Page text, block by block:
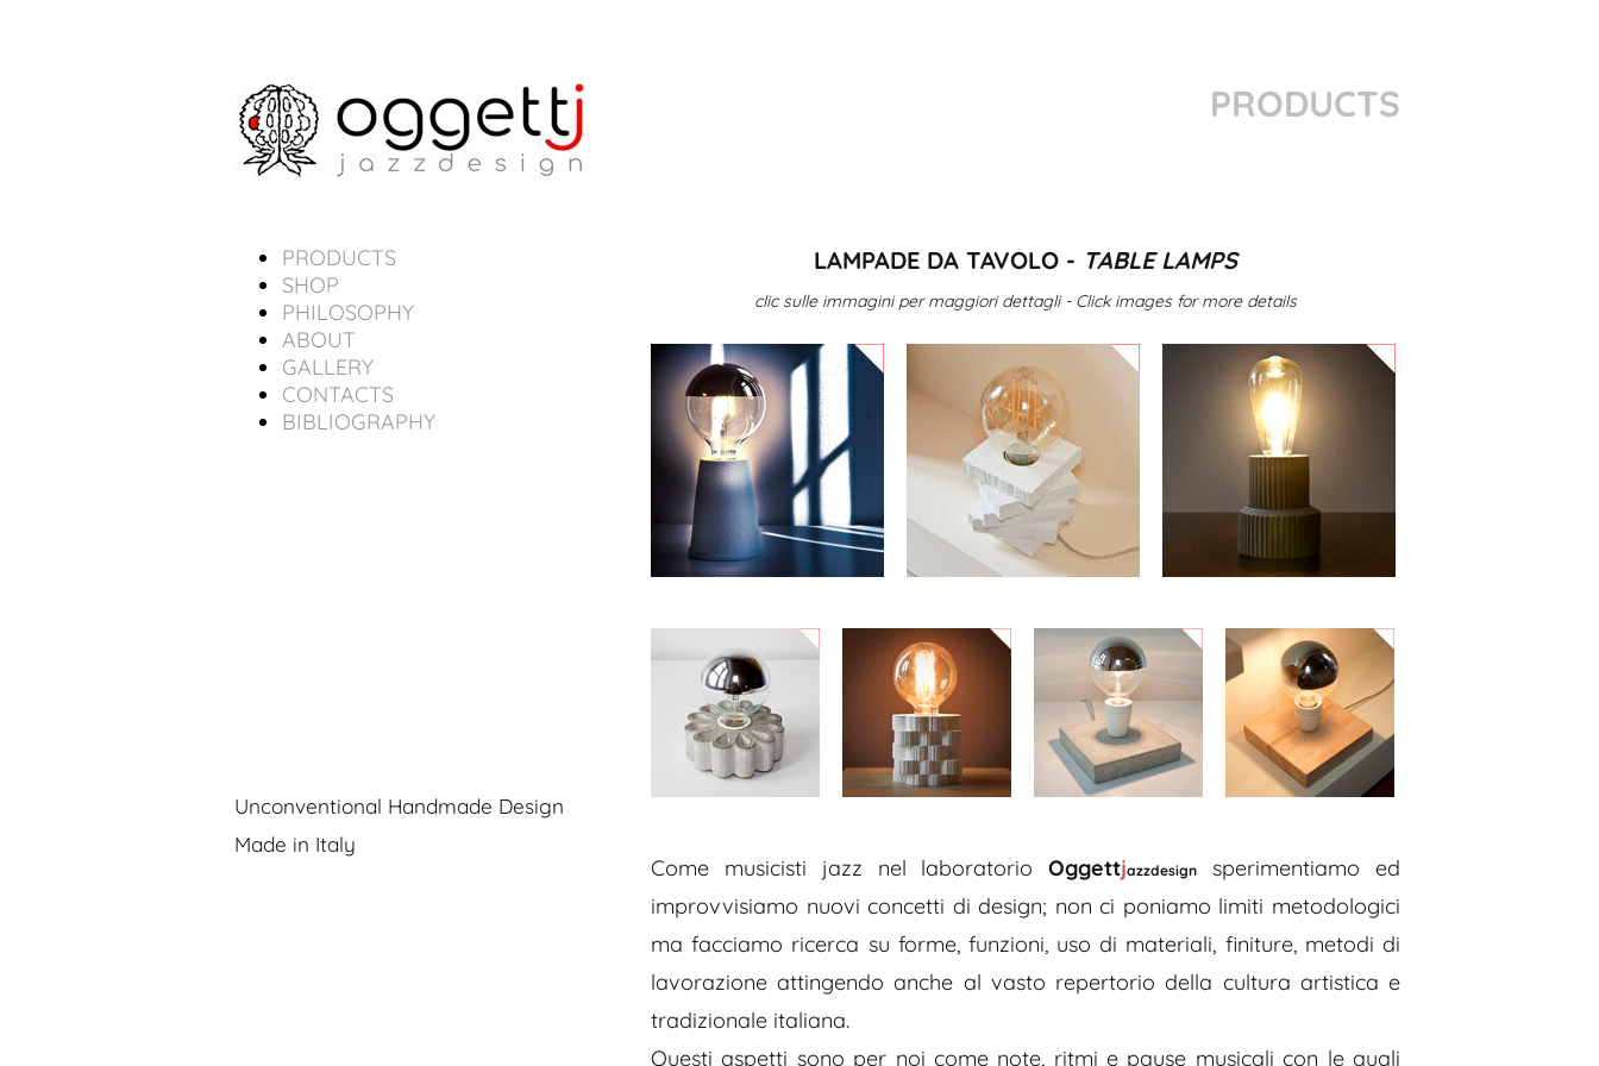
PRODUCTS
LAMPADE DA TAVOLO - TABLE LAMPS
clic sulle immagini per maggiori dettagli - Click images for more details
PRODUCTS
SHOP
PHILOSOPHY
ABOUT
GALLERY
CONTACTS
BIBLIOGRAPHY
Unconventional Handmade Design
Made in Italy
Come musicisti jazz nel laboratorioOggettjazzdesign
sperimentiamo ed
improvvisiamo nuovi concetti di design; non ci poniamo limiti metodologici
ma facciamo ricerca su forme, funzioni, uso di materiali, finiture, metodi di
lavorazione attingendo anche al vasto repertorio della cultura artistica e
tradizionale italiana.
Questi aspetti sono per noi come note, ritmi e pause musicali con le quali